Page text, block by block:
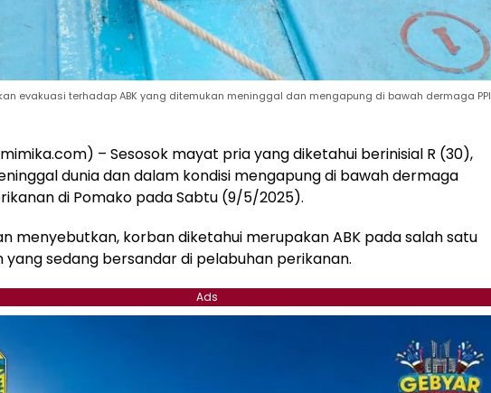
evakuasi terhadap ABK yang ditemukan meninggal dan mengapung di bawah dermaga PPI
– Sesosok mayat pria yang diketahui berinisial R (30),
dunia dan dalam kondisi mengapung di bawah dermaga
di Pomako pada Sabtu (9/5/2025).
menyebutkan, korban diketahui merupakan ABK pada salah satu
yang sedang bersandar di pelabuhan perikanan.
Ads